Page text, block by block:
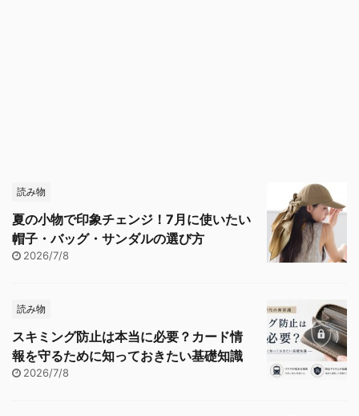
読み物
夏の小物で印象チェンジ！7月に使いたい
帽子・バッグ・サンダルの選び方
2026/7/8
読み物
スキミング防止は本当に必要？カード情
報を守るために知っておきたい基礎知識
2026/7/8